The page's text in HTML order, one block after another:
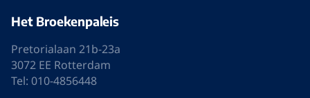
Het Broekenpaleis
Pretorialaan 21b-23a
3072 EE Rotterdam
Tel: 010-4856448